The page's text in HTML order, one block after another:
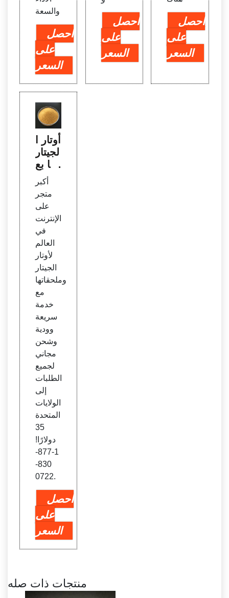
والسعة
احصل
على
السعر
احصل
على
السعر
احصل
على
السعر
أوتار ا
لجيتار
وما بع
دها - ا
شتر أ
وتار ال
جيتار
عبر ا
لإنترن
ت وو
فر!
أكبر
متجر
على
الإنترنت
في
العالم
لأوتار
الجيتار
وملحقاتها
مع
خدمة
سريعة
وودية
وشحن
مجاني
لجميع
الطلبات
إلى
الولايات
المتحدة
35
دولارًا!
1-877-
830-
0722.
احصل
على
السعر
منتجات ذات صله